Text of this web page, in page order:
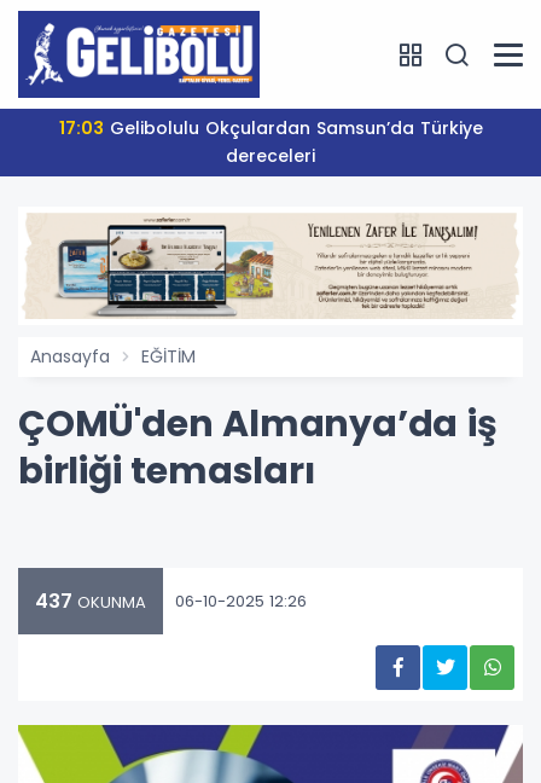
17:03
dereceleri
Anasayfa EĞİTİM
ÇOMÜ'den Almanya’da iş
birliği temasları
437 OKUNMA 06-10-2025 12:26